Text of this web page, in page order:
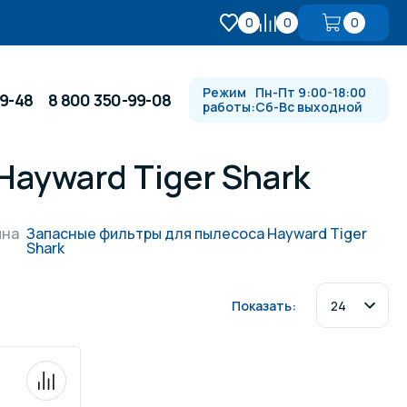
0 0 0
Противотоки и гидромассажи
Водопады, водяные пушки и
48 8 800 350-99-08
Режим
работы:
Пн-Пт 9:00-18:00
Сб-Вс выходной
Tiger Shark
Запасные фильтры для пылесоса Hayward Tiger
Shark
Показать: